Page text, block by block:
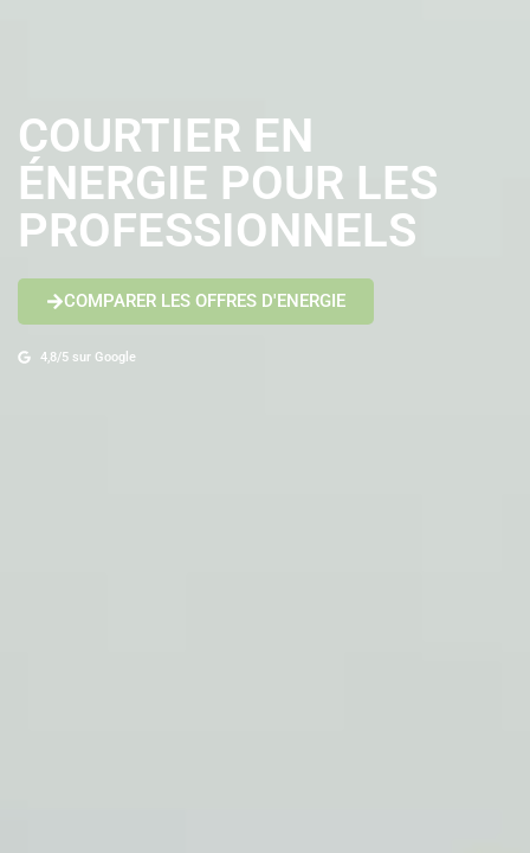
COURTIER EN
ÉNERGIE POUR LES
PROFESSIONNELS
COMPARER LES OFFRES D'ENERGIE
4,8/5 sur Google